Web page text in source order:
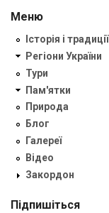
Меню
Історія і традиції
Регіони України
Тури
Пам'ятки
Природа
Блог
Галереї
Відео
Закордон
Підпишіться